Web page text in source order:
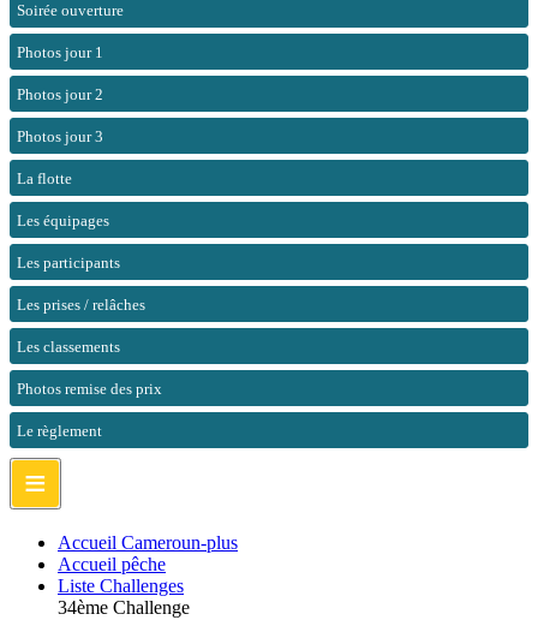
Soirée ouverture
Photos jour 1
Photos jour 2
Photos jour 3
La flotte
Les équipages
Les participants
Les prises / relâches
Les classements
Photos remise des prix
Le règlement
≡
Accueil Cameroun-plus
Accueil pêche
Liste Challenges
34ème Challenge